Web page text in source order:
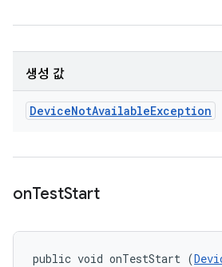
생성 값
DeviceNotAvailableException
onTestStart
public void onTestStart (